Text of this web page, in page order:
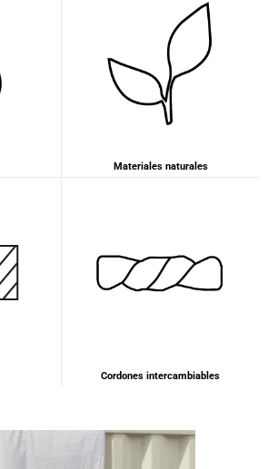
Materiales naturales
Cordones intercambiables